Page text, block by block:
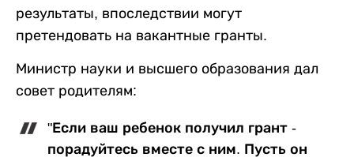
результаты, впоследствии могут
претендовать на вакантные гранты.
Министр науки и высшего образования дал
совет родителям:
"Если ваш ребенок получил грант -
порадуйтесь вместе с ним. Пусть он